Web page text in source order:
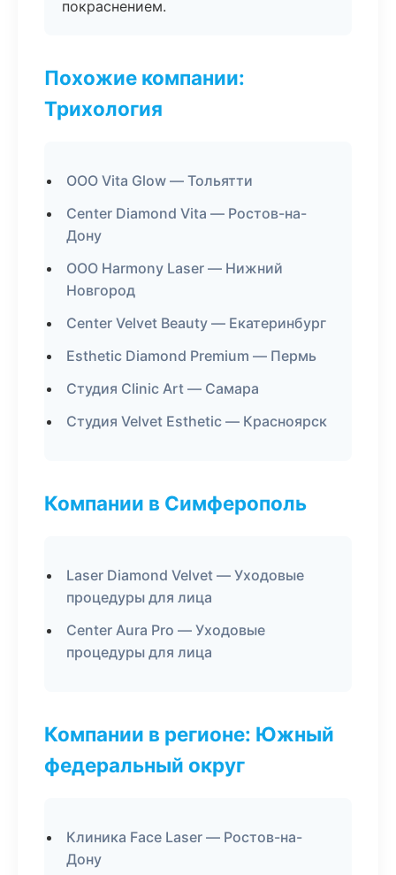
покраснением.
Похожие компании:
Трихология
ООО Vita Glow — Тольятти
Center Diamond Vita — Ростов-на-
Дону
ООО Harmony Laser — Нижний
Новгород
Center Velvet Beauty — Екатеринбург
Esthetic Diamond Premium — Пермь
Студия Clinic Art — Самара
Студия Velvet Esthetic — Красноярск
Компании в Симферополь
Laser Diamond Velvet — Уходовые
процедуры для лица
Center Aura Pro — Уходовые
процедуры для лица
Компании в регионе: Южный
федеральный округ
Клиника Face Laser — Ростов-на-
Дону